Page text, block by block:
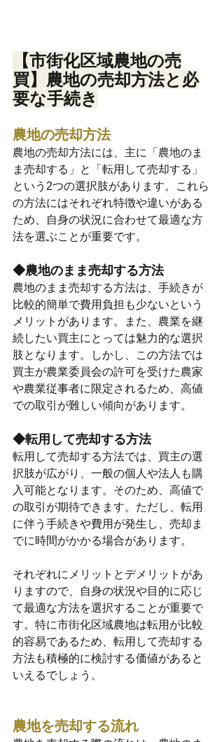
【市街化区域農地の売
買】農地の売却方法と必
要な手続き
農地の売却方法
農地の売却方法には、主に「農地のま
ま売却する」と「転用して売却する」
という2つの選択肢があります。これら
の方法にはそれぞれ特徴や違いがある
ため、自身の状況に合わせて最適な方
法を選ぶことが重要です。
◆農地のまま売却する方法
農地のまま売却する方法は、手続きが
比較的簡単で費用負担も少ないという
メリットがあります。また、農業を継
続したい買主にとっては魅力的な選択
肢となります。しかし、この方法では
買主が農業委員会の許可を受けた農家
や農業従事者に限定されるため、高値
での取引が難しい傾向があります。
◆転用して売却する方法
転用して売却する方法では、買主の選
択肢が広がり、一般の個人や法人も購
入可能となります。そのため、高値で
の取引が期待できます。ただし、転用
に伴う手続きや費用が発生し、売却ま
でに時間がかかる場合があります。
それぞれにメリットとデメリットがあ
りますので、自身の状況や目的に応じ
て最適な方法を選択することが重要で
す。特に市街化区域農地は転用が比較
的容易であるため、転用して売却する
方法も積極的に検討する価値があると
いえるでしょう。
農地を売却する流れ